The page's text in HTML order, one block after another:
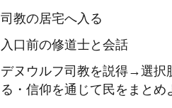
司教の居宅へ入る
入口前の修道士と会話
デヌウルフ司教を説得→選択
る・信仰を通じて民をまとめ